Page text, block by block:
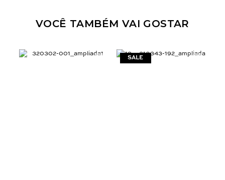
VOCÊ TAMBÉM VAI GOSTAR